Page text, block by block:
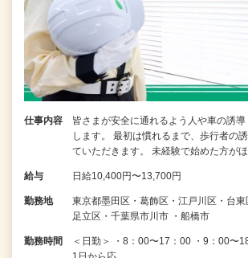
仕事内容
皆さまが安全に通れるよう人や車の誘
します。 最初は慣れるまで、歩行者の
ていただきます。 未経験で始めた方が
給与 日給10,400円〜13,700円
勤務地
東京都墨田区・葛飾区・江戸川区・台東
足立区・千葉県市川市 ・船橋市
勤務時間
＜日勤＞ ・8：00〜17：00 ・9：00〜